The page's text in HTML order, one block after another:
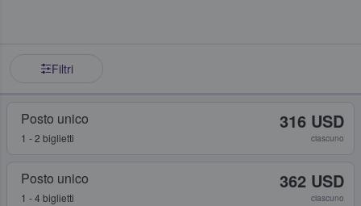
Filtri
Posto unico
1 - 2 biglietti
316 USD
ciascuno
Posto unico
1 - 4 biglietti
362 USD
ciascuno